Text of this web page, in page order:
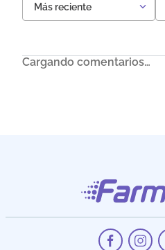
Más reciente
Cargando comentarios…